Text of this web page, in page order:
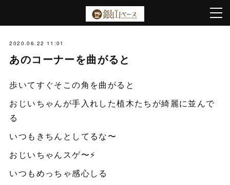
2020.06.22 11:01
あのコーナーを曲がると
歩いてすぐそこの角を曲がると
おじいちゃんが手入れした植木たちが綺麗に並んで
る
いつもきちんとしてるな〜
おじいちゃんスゲ〜⚡️
いつもめっちゃ感心しる